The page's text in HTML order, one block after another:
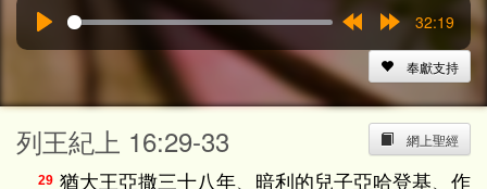
15s
32:19
奉獻支持
網上聖經
列王紀上 16:29-33
29 猶大王亞撒三十八年、暗利的兒子亞哈登基、作